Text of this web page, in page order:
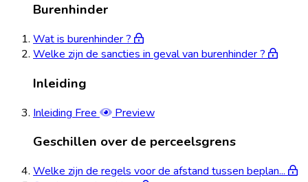
Burenhinder
Wat is burenhinder ?
Welke zijn de sancties in geval van burenhinder ?
Inleiding
Inleiding Free Preview
Geschillen over de perceelsgrens
Welke zijn de regels voor de afstand tussen beplan...